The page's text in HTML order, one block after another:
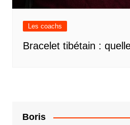
Les coachs
Bracelet tibétain :
Boris